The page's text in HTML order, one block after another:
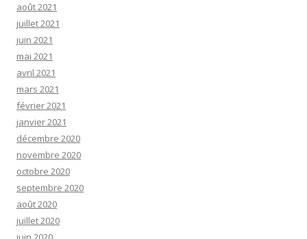
août 2021
juillet 2021
juin 2021
mai 2021
avril 2021
mars 2021
février 2021
janvier 2021
décembre 2020
novembre 2020
octobre 2020
septembre 2020
août 2020
juillet 2020